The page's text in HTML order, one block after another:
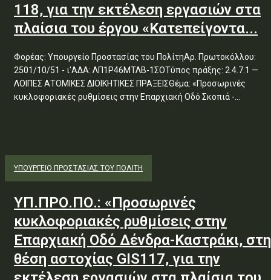
118, για την εκτέλεση εργασιών στα
πλαίσια του έργου «Κατεπείγοντα...
Φορέας: Υπουργείο Προστασίας του ΠολίτηΑρ. Πρωτοκόλλου:
2501/10/51 - ι'ΑΔΑ: ΛΠ1Ρ46ΜΤΛΒ-1ΣΟΤύπος πράξης: 2.4.7.1 —
ΛΟΙΠΕΣ ΑΤΟΜΙΚΕΣ ΔΙΟΙΚΗΤΙΚΕΣ ΠΡΑΞΕΙΣΘέμα: «Προσωρινές
κυκλοφοριακές ρυθμίσεις στην Επαρχιακή Οδό Σκοπιά -...
ΥΠΟΥΡΓΕΊΟ ΠΡΟΣΤΑΣΊΑΣ ΤΟΥ ΠΟΛΊΤΗ
ΥΠ.ΠΡΟ.ΠΟ.: «Προσωρινές
κυκλοφοριακές ρυθμίσεις στην
Επαρχιακή Οδό Δένδρα-Καστράκι, στη
θέση αστοχίας GIS117, για την